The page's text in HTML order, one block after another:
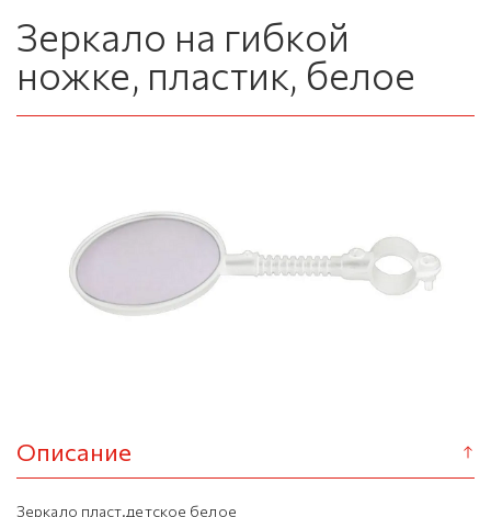
Зеркало на гибкой
ножке, пластик, белое
Описание
Зеркало пласт.детское белое